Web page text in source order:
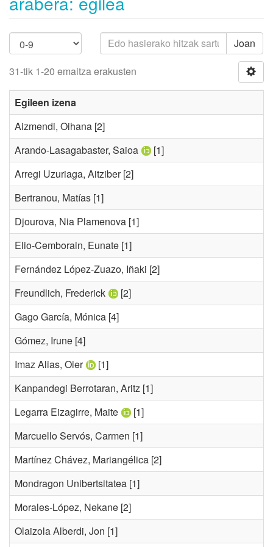
Joan
31-tik 1-20 emaitza erakusten
Egileen izena
Aizmendi, Oihana [2]
Arando-Lasagabaster, Saioa
[1]
Arregi Uzuriaga, Aitziber[2]
Bertranou, Matías [1]
Djourova, Nia Plamenova [1]
Elio-Cemborain, Eunate [1]
Fernández López-Zuazo, Iñaki [2]
Freundlich, Frederick
[2]
Gago García, Mónica [4]
Gómez, Irune [4]
Imaz Alias, Oier
[1]
Kanpandegi Berrotaran, Aritz [1]
Legarra Eizagirre, Maite
[1]
Marcuello Servós, Carmen [1]
Martínez Chávez, Mariangélica [2]
Mondragon Unibertsitatea [1]
Morales-López, Nekane [2]
Olaizola Alberdi, Jon [1]